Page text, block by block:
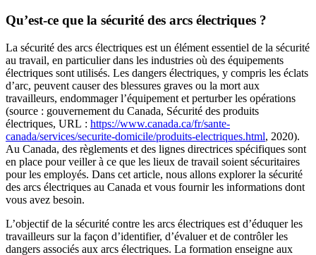
Qu’est-ce que la sécurité des arcs électriques ?
La sécurité des arcs électriques est un élément essentiel de la sécurité
au travail, en particulier dans les industries où des équipements
électriques sont utilisés. Les dangers électriques, y compris les éclats
d’arc, peuvent causer des blessures graves ou la mort aux
travailleurs, endommager l’équipement et perturber les opérations
(source : gouvernement du Canada, Sécurité des produits
électriques, URL : https://www.canada.ca/fr/sante-
canada/services/securite-domicile/produits-electriques.html, 2020).
Au Canada, des règlements et des lignes directrices spécifiques sont
en place pour veiller à ce que les lieux de travail soient sécuritaires
pour les employés. Dans cet article, nous allons explorer la sécurité
des arcs électriques au Canada et vous fournir les informations dont
vous avez besoin.
L’objectif de la sécurité contre les arcs électriques est d’éduquer les
travailleurs sur la façon d’identifier, d’évaluer et de contrôler les
dangers associés aux arcs électriques. La formation enseigne aux